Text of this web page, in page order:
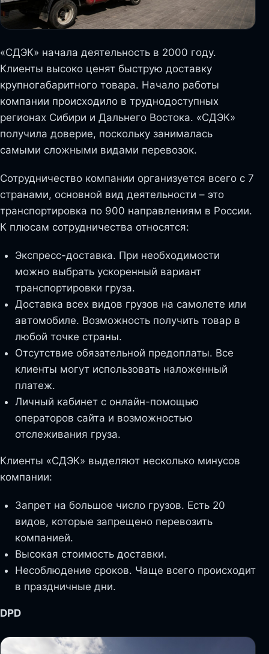
«СДЭК» начала деятельность в 2000 году.
Клиенты высоко ценят быструю доставку
крупногабаритного товара. Начало работы
компании происходило в труднодоступных
регионах Сибири и Дальнего Востока. «СДЭК»
получила доверие, поскольку занималась
самыми сложными видами перевозок.
Сотрудничество компании организуется всего с 7
странами, основной вид деятельности – это
транспортировка по 900 направлениям в России.
К плюсам сотрудничества относятся:
Экспресс-доставка. При необходимости
можно выбрать ускоренный вариант
транспортировки груза.
Доставка всех видов грузов на самолете или
автомобиле. Возможность получить товар в
любой точке страны.
Отсутствие обязательной предоплаты. Все
клиенты могут использовать наложенный
платеж.
Личный кабинет с онлайн-помощью
операторов сайта и возможностью
отслеживания груза.
Клиенты «СДЭК» выделяют несколько минусов
компании:
Запрет на большое число грузов. Есть 20
видов, которые запрещено перевозить
компанией.
Высокая стоимость доставки.
Несоблюдение сроков. Чаще всего происходит
в праздничные дни.
DPD